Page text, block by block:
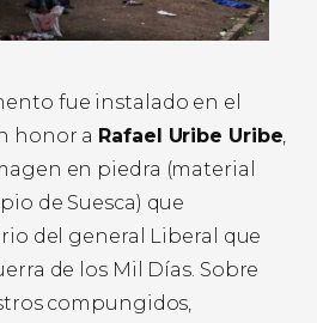
fue instalado en el
honor a Rafael Uribe Uribe,
en piedra (material
de Suesca) que
del general Liberal que
de los Mil Días. Sobre
compungidos,